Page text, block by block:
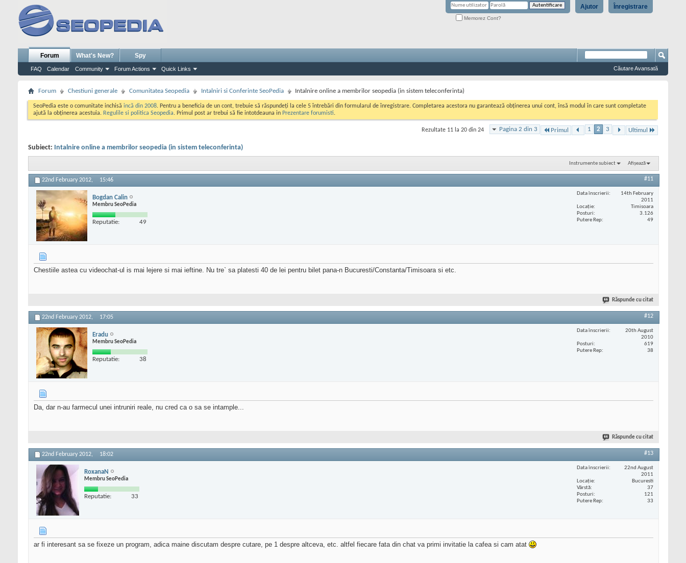
Înregistrare
Ajutor
Memorez Cont?
Forum
FAQ Calendar Community Forum Actions Quick Links
What's New? Spy
Căutare Avansată
Forum Chestiuni generale Comunitatea Seopedia Intalniri si Conferinte SeoPedia Intalnire online a membrilor seopedia (in sistem teleconferinta)
SeoPedia este o comunitate inchisă incă din 2008. Pentru a beneficia de un cont, trebuie să răspundeți la cele 5 întrebări din formularul de înregistrare. Completarea acestora nu garantează obținerea unui cont, însă modul în care sunt completate
ajută la obținerea acestuia. Regulile si politica Seopedia. Primul post ar trebui să fie intotdeauna in Prezentare forumisti.
Pagina 2 din 3 Primul 1 2 3 Ultimul
Rezultate 11 la 20 din 24
Subiect: Intalnire online a membrilor seopedia (in sistem teleconferinta)
Instrumente subiect Afișează
22nd February 2012, 15:46 #11
Bogdan Calin
Membru SeoPedia
Reputatie: 49
Data înscrierii
14th February
2011
Locaţie
Timisoara
Posturi
3.126
Putere Rep
49
Chestiile astea cu videochat-ul is mai lejere si mai ieftine. Nu tre` sa platesti 40 de lei pentru bilet pana-n Bucuresti/Constanta/Timisoara si etc.
Răspunde cu citat
22nd February 2012, 17:05 #12
Eradu
Membru SeoPedia
Reputatie: 38
Data înscrierii
20th August
2010
Posturi
619
Putere Rep
38
Da, dar n-au farmecul unei intruniri reale, nu cred ca o sa se intample...
Răspunde cu citat
22nd February 2012, 18:02 #13
RoxanaN
Membru SeoPedia
Reputatie: 33
Data înscrierii
22nd August
2011
Locaţie
Bucuresti
Vârstă
37
Posturi
121
Putere Rep
33
ar fi interesant sa se fixeze un program, adica maine discutam despre cutare, pe 1 despre altceva, etc. altfel fiecare fata din chat va primi invitatie la cafea si cam atat